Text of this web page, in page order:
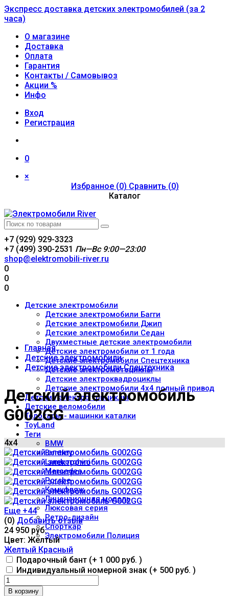
Экспресс доставка детских электромобилей (за 2
часа)
О магазине
Доставка
Оплата
Гарантия
Контакты / Самовывоз
Акции %
Инфо
Вход
Регистрация
0
×
Избранное (0) Сравнить (0)
Каталог
+7 (929) 929-3323
+7 (499) 390-2531 Пн—Вс 9:00—23:00
shop@elektromobili-river.ru
0
0
0
Детские электромобили
Детские электромобили Багги
Детские электромобили Джип
Детские электромобили Седан
Двухместные детские электромобили
Детские электромобили от 1 года
Детские электромобили Спецтехника
Детские электромотоциклы
Детские электроквадроциклы
Детские электромобили 4x4 полный привод
Детские электро трициклы
Детские веломобили
Толокары - машинки каталки
ToyLand
Теги
BMW
Bentley
Lamborghini
Mercedes
Porshe
Камуфляж
Лицензионная модель
Люксовая серия
Ретро-дизайн
Спорткар
Электромобили Полиция
Главная
Детские электромобили
Детские электромобили Спецтехника
Детский электромобиль
G002GG
4x4
Еще +44
(0) Добавить отзыв
24 950 руб.
Цвет: Желтый
Желтый Красный
Подарочный бант (+ 1 000 руб. )
Индивидуальный номерной знак (+ 500 руб. )
В корзину